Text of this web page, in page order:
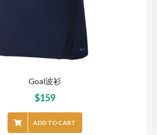
Goal波衫
$159
ADD TO CART